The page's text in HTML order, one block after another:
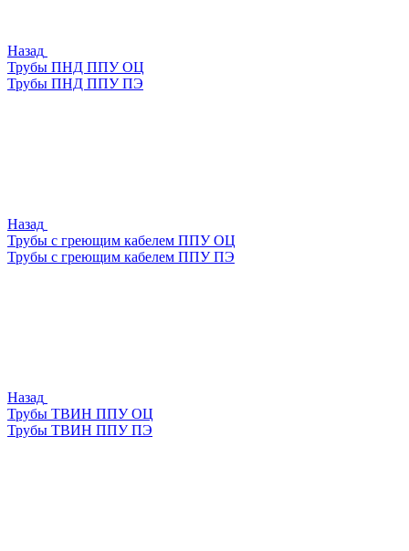
Назад
Трубы ПНД ППУ ОЦ
Трубы ПНД ППУ ПЭ
Назад
Трубы с греющим кабелем ППУ ОЦ
Трубы с греющим кабелем ППУ ПЭ
Назад
Трубы ТВИН ППУ ОЦ
Трубы ТВИН ППУ ПЭ